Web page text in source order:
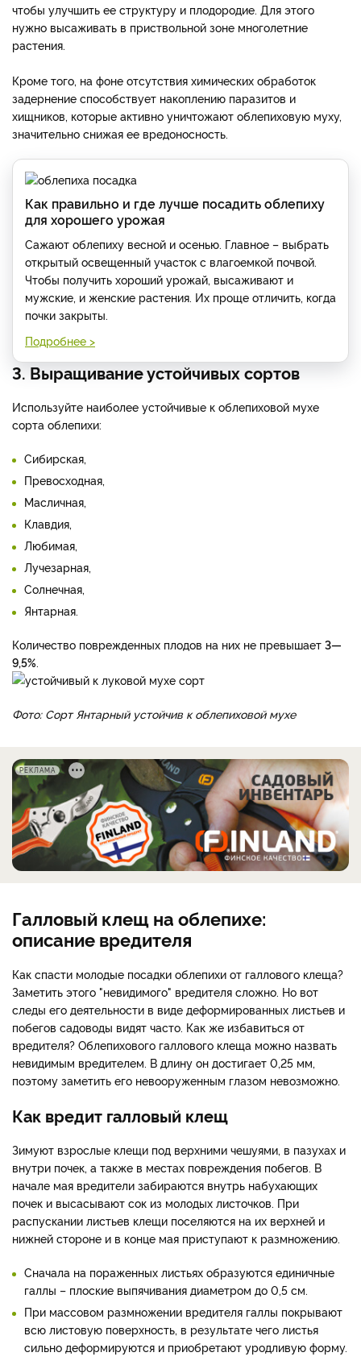
чтобы улучшить ее структуру и плодородие. Для этого
нужно высаживать в приствольной зоне многолетние
растения.
Кроме того, на фоне отсутствия химических обработок
задернение способствует накоплению паразитов и
хищников, которые активно уничтожают облепиховую муху,
значительно снижая ее вредоносность.
Как правильно и где лучше посадить облепиху
для хорошего урожая
Сажают облепиху весной и осенью. Главное – выбрать
открытый освещенный участок с влагоемкой почвой.
Чтобы получить хороший урожай, высаживают и
мужские, и женские растения. Их проще отличить, когда
почки закрыты.
Подробнее >
3. Выращивание устойчивых сортов
Используйте наиболее устойчивые к облепиховой мухе
сорта облепихи:
Сибирская,
Превосходная,
Масличная,
Клавдия,
Любимая,
Лучезарная,
Солнечная,
Янтарная.
Количество поврежденных плодов на них не превышает 3—
9,5%
Фото: Сорт Янтарный устойчив к облепиховой мухе
РЕКЛАМА
Галловый клещ на облепихе:
описание вредителя
Как спасти молодые посадки облепихи от галлового клеща?
Заметить этого "невидимого" вредителя сложно. Но вот
следы его деятельности в виде деформированных листьев и
побегов садоводы видят часто. Как же избавиться от
вредителя? Облепихового галлового клеща можно назвать
невидимым вредителем. В длину он достигает 0,25 мм,
поэтому заметить его невооруженным глазом невозможно.
Как вредит галловый клещ
Зимуют взрослые клещи под верхними чешуями, в пазухах и
внутри почек, а также в местах повреждения побегов. В
начале мая вредители забираются внутрь набухающих
почек и высасывают сок из молодых листочков. При
распускании листьев клещи поселяются на их верхней и
нижней стороне и в конце мая приступают к размножению.
Сначала на пораженных листьях образуются единичные
галлы – плоские выпячивания диаметром до 0,5 см.
При массовом размножении вредителя галлы покрывают
всю листовую поверхность, в результате чего листья
сильно деформируются и приобретают уродливую форму.